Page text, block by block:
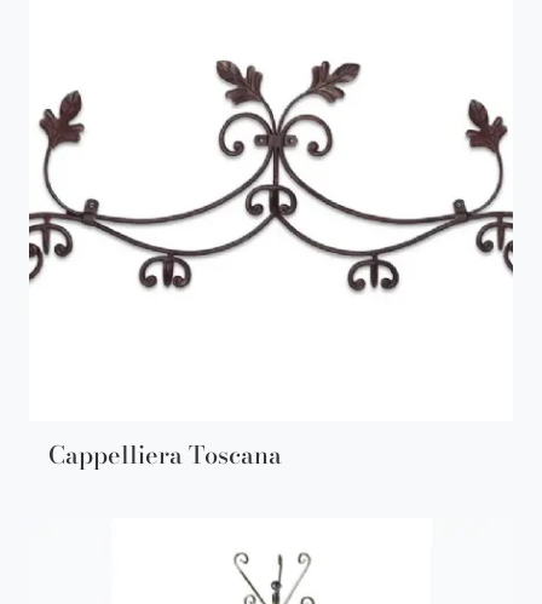
Cappelliera Toscana